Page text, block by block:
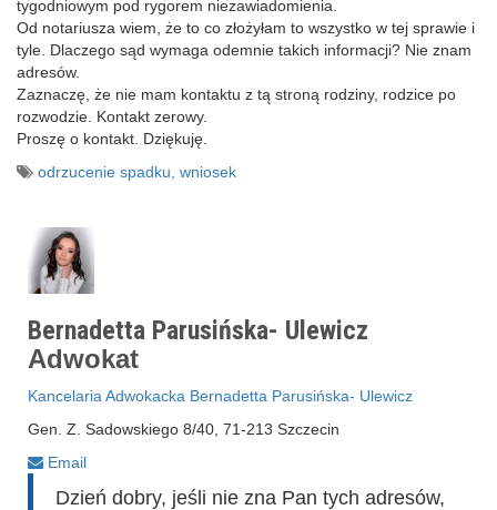
tygodniowym pod rygorem niezawiadomienia.
Od notariusza wiem, że to co złożyłam to wszystko w tej sprawie i
tyle. Dlaczego sąd wymaga odemnie takich informacji? Nie znam
adresów.
Zaznaczę, że nie mam kontaktu z tą stroną rodziny, rodzice po
rozwodzie. Kontakt zerowy.
Proszę o kontakt. Dziękuję.
odrzucenie spadku wniosek
Bernadetta Parusińska- Ulewicz
Adwokat
Kancelaria Adwokacka Bernadetta Parusińska- Ulewicz
Gen. Z. Sadowskiego 8/40, 71-213 Szczecin
Email
Dzień dobry, jeśli nie zna Pan tych adresów,